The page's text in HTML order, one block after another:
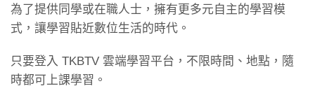
為了提供同學或在職人士，擁有更多元自主的學習模
式，讓學習貼近數位生活的時代。
只要登入 TKBTV 雲端學習平台，不限時間、地點，隨
時都可上課學習。